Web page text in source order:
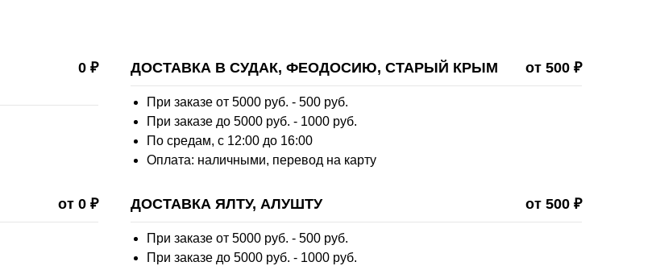
0 ₽
от 0 ₽
ДОСТАВКА В СУДАК, ФЕОДОСИЮ, СТАРЫЙ КРЫМ от 500 ₽
При заказе от 5000 руб. - 500 руб.
При заказе до 5000 руб. - 1000 руб.
По средам, с 12:00 до 16:00
Оплата: наличными, перевод на карту
ДОСТАВКА ЯЛТУ, АЛУШТУ от 500 ₽
При заказе от 5000 руб. - 500 руб.
При заказе до 5000 руб. - 1000 руб.